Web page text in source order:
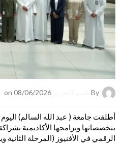
By
أطلقت جامعة ( عبد الله السالم) اليوم
بتخصصاتها وبرامجها الأكاديمية